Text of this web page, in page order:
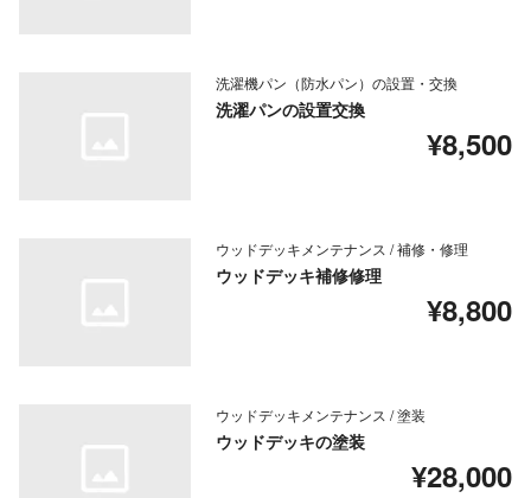
洗濯機パン（防水パン）の設置・交換
洗濯パンの設置交換
¥8,500
ウッドデッキメンテナンス / 補修・修理
ウッドデッキ補修修理
¥8,800
ウッドデッキメンテナンス / 塗装
ウッドデッキの塗装
¥28,000